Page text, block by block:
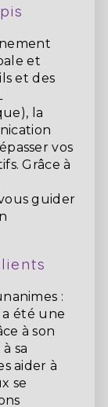
et
et des
la
vos
Grâce à
guider
:
été une
à son
sa
aider à
se